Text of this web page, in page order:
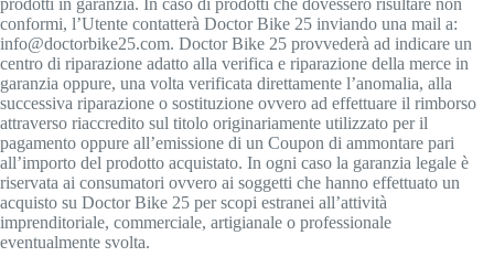
prodotti in garanzia. In caso di prodotti che dovessero risultare non
conformi, l’Utente contatterà Doctor Bike 25 inviando una mail a:
info@doctorbike25.com. Doctor Bike 25 provvederà ad indicare un
centro di riparazione adatto alla verifica e riparazione della merce in
garanzia oppure, una volta verificata direttamente l’anomalia, alla
successiva riparazione o sostituzione ovvero ad effettuare il rimborso
attraverso riaccredito sul titolo originariamente utilizzato per il
pagamento oppure all’emissione di un Coupon di ammontare pari
all’importo del prodotto acquistato. In ogni caso la garanzia legale è
riservata ai consumatori ovvero ai soggetti che hanno effettuato un
acquisto su Doctor Bike 25 per scopi estranei all’attività
imprenditoriale, commerciale, artigianale o professionale
eventualmente svolta.